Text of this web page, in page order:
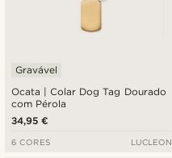
Ocata | Colar Dog Tag Dourado
com Pérola
Gravável
34,95 €
6 CORES LUCLEON